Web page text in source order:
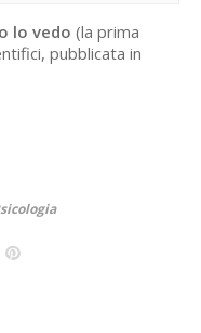
lo vedo (la prima
pubblicata in